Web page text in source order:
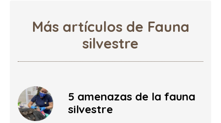
Más artículos de Fauna
silvestre
5 amenazas de la fauna
silvestre